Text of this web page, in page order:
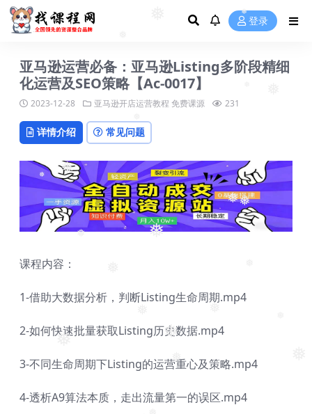
❅
❅
❅
❅
❅
❅
❅登录
亚马逊运营必备：亚马逊Listing多阶段精细
化运营及SEO策略【Ac-0017】
2023-12-28 亚马逊开店运营教程 免费课源 231
详情介绍 常见问题
课程内容：
1-借助大数据分析，判断Listing生命周期.mp4
2-如何快速批量获取Listing历史数据.mp4
3-不同生命周期下Listing的运营重心及策略.mp4
4-透析A9算法本质，走出流量第一的误区.mp4